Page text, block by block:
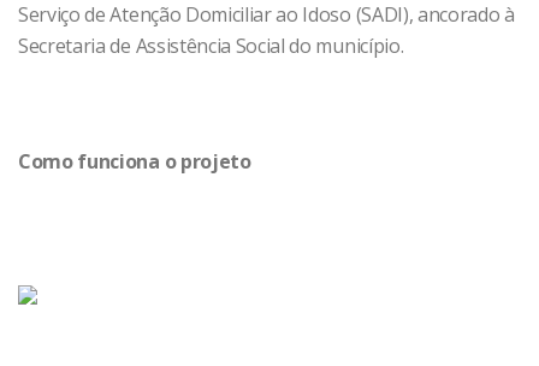
Serviço de Atenção Domiciliar ao Idoso (SADI), ancorado à
Secretaria de Assistência Social do município.
Como funciona o projeto